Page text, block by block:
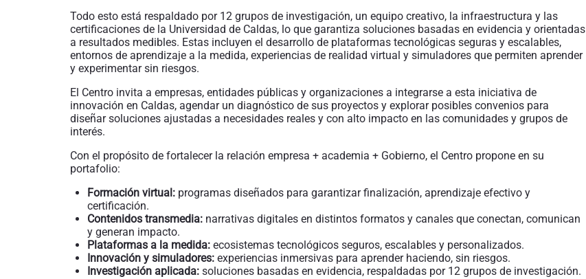
Todo esto está respaldado por 12 grupos de investigación, un equipo creativo, la infraestructura y las
certificaciones de la Universidad de Caldas, lo que garantiza soluciones basadas en evidencia y orientadas
a resultados medibles. Estas incluyen el desarrollo de plataformas tecnológicas seguras y escalables,
entornos de aprendizaje a la medida, experiencias de realidad virtual y simuladores que permiten aprender
y experimentar sin riesgos.
El Centro invita a empresas, entidades públicas y organizaciones a integrarse a esta iniciativa de
innovación en Caldas, agendar un diagnóstico de sus proyectos y explorar posibles convenios para
diseñar soluciones ajustadas a necesidades reales y con alto impacto en las comunidades y grupos de
interés.
Con el propósito de fortalecer la relación empresa + academia + Gobierno, el Centro propone en su
portafolio:
Formación virtual: programas diseñados para garantizar finalización, aprendizaje efectivo y
certificación.
Contenidos transmedia: narrativas digitales en distintos formatos y canales que conectan, comunican
y generan impacto.
Plataformas a la medida: ecosistemas tecnológicos seguros, escalables y personalizados.
Innovación y simuladores: experiencias inmersivas para aprender haciendo, sin riesgos.
Investigación aplicada: soluciones basadas en evidencia, respaldadas por 12 grupos de investigación.